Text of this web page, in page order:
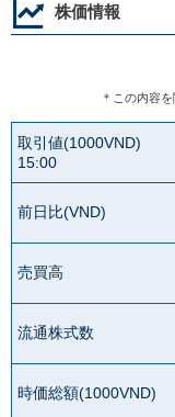
株価情報
＊この内容
取引値(1000VND)
15:00
前日比(VND)
売買高
流通株式数
時価総額(1000VND)